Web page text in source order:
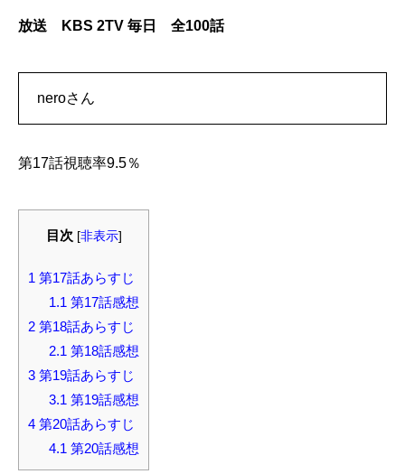
放送 KBS 2TV 毎日 全100話
neroさん
第17話視聴率9.5％
目次 [非表示]
1 第17話あらすじ
1.1 第17話感想
2 第18話あらすじ
2.1 第18話感想
3 第19話あらすじ
3.1 第19話感想
4 第20話あらすじ
4.1 第20話感想